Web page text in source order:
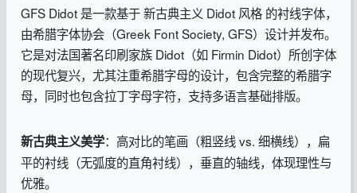
GFS Didot 是一款基于 新古典主义 Didot 风格 的衬线字体，
由希腊字体协会（Greek Font Society, GFS）设计并发布。
它是对法国著名印刷家族 Didot（如 Firmin Didot）所创字体
的现代复兴，尤其注重希腊字母的设计，包含完整的希腊字
母，同时也包含拉丁字母字符，支持多语言基础排版。
新古典主义美学：高对比的笔画（粗竖线 vs. 细横线），扁
平的衬线（无弧度的直角衬线），垂直的轴线，体现理性与
优雅。